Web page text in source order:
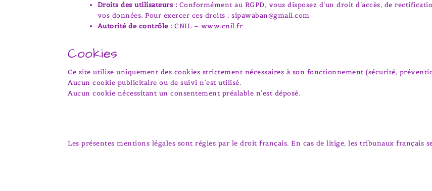
Droits des utilisateurs : Conformément au RGPD, vous disposez d’un droit d’accès, de
vos données. Pour exercer ces droits : sipawaban@gmail.com
Autorité de contrôle : CNIL – www.cnil.fr
Cookies
Ce site utilise uniquement des cookies strictement nécessaires à son fonctionnement (sécurité,
Aucun cookie publicitaire ou de suivi n’est utilisé.
Aucun cookie nécessitant un consentement préalable n’est déposé.
Les présentes mentions légales sont régies par le droit français. En cas de litige, les tribunaux français